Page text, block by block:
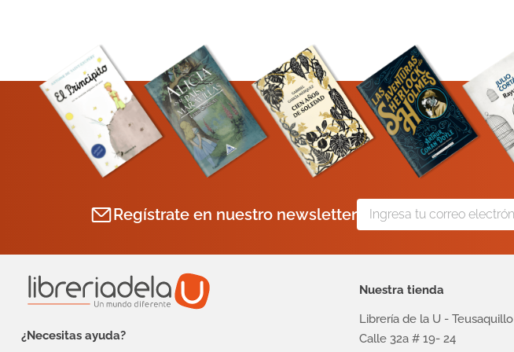
Regístrate en nuestro newsletter
¿Necesitas ayuda?
Nuestra tienda
Librería de la U - Teusaquillo
Calle 32a # 19- 24